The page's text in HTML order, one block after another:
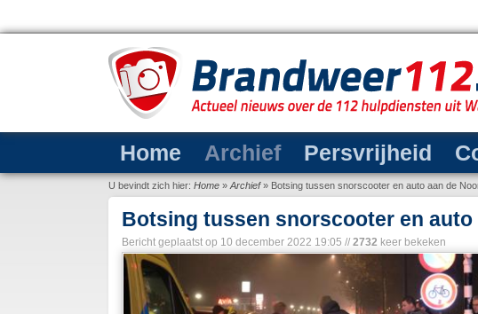
Home Archief Persvrijheid
U bevindt zich hier: Home » Archief» Botsing tussen snorscooter en auto aan de
Botsing tussen snorscooter en
Bericht geplaatst op 10 december 2022 19:05 // 2732 keer bekeken